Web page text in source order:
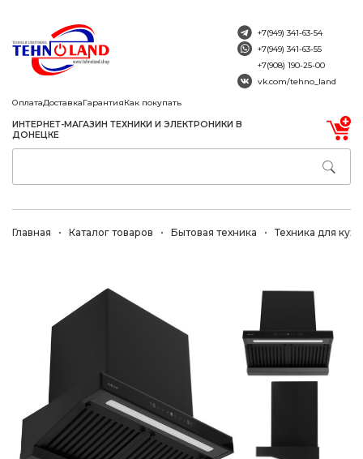
ОплатаДоставкаГарантияКак покупать
ИНТЕРНЕТ-МАГАЗИН ТЕХНИКИ И ЭЛЕКТРОНИКИ В
ДОНЕЦКЕ
+7(949) 341-63-54
+7(949) 341-63-55
+7(908) 190-25-00
vk.com/tehno_land
Главная Каталог товаров Бытовая техника Техника для